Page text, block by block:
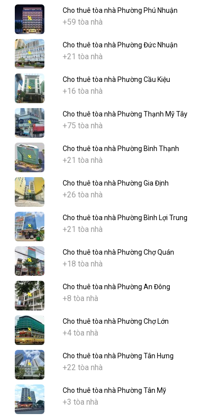
Cho thuê tòa nhà Phường Phú Nhuận
+59 tòa nhà
Cho thuê tòa nhà Phường Đức Nhuận
+21 tòa nhà
Cho thuê tòa nhà Phường Cầu Kiệu
+16 tòa nhà
Cho thuê tòa nhà Phường Thạnh Mỹ Tây
+75 tòa nhà
Cho thuê tòa nhà Phường Bình Thạnh
+21 tòa nhà
Cho thuê tòa nhà Phường Gia Định
+26 tòa nhà
Cho thuê tòa nhà Phường Bình Lợi Trung
+21 tòa nhà
Cho thuê tòa nhà Phường Chợ Quán
+18 tòa nhà
Cho thuê tòa nhà Phường An Đông
+8 tòa nhà
Cho thuê tòa nhà Phường Chợ Lớn
+4 tòa nhà
Cho thuê tòa nhà Phường Tân Hưng
+22 tòa nhà
Cho thuê tòa nhà Phường Tân Mỹ
+3 tòa nhà